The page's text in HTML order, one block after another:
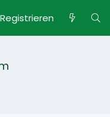
Registrieren